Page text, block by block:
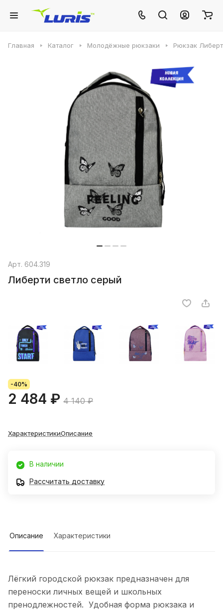
Главная Каталог Молодёжные рюкзаки Рюкзак
Арт. 604.319
Либерти светло серый
-40%
2 484 ₽ 4 140 ₽
ХарактеристикиОписание
В наличии
Рассчитать доставку
Описание Характеристики
Лёгкий городской рюкзак предназначен для
переноски личных вещей и школьных
пренодлежностей. Удобная форма рюкзака и